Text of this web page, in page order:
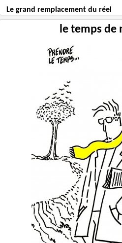
Le grand remplacement du réel
le temps de